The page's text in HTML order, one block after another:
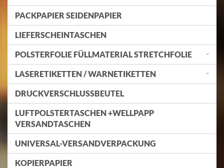
PACKPAPIER SEIDENPAPIER
LIEFERSCHEINTASCHEN
POLSTERFOLIE FÜLLMATERIAL STRETCHFOLIE
LASERETIKETTEN / WARNETIKETTEN
DRUCKVERSCHLUSSBEUTEL
LUFTPOLSTERTASCHEN +WELLPAPP
VERSANDTASCHEN
UNIVERSAL-VERSANDVERPACKUNG
KOPIERPAPIER